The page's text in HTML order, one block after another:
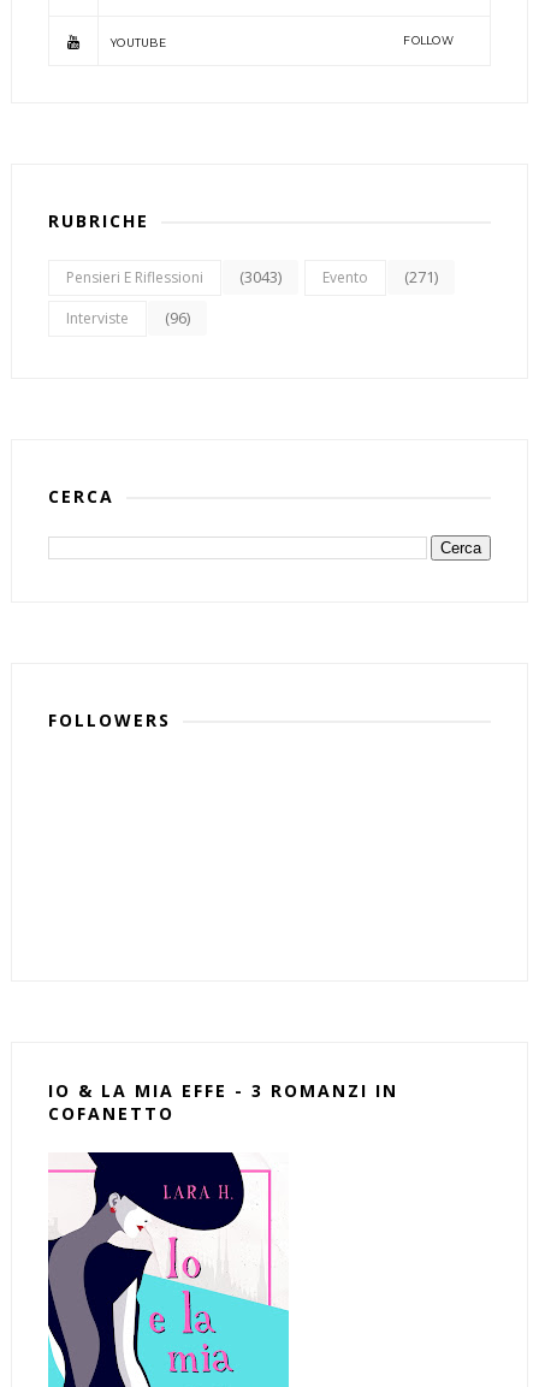
YOUTUBE FOLLOW
RUBRICHE
Pensieri E Riflessioni (3043) Evento (271)
Interviste (96)
CERCA
FOLLOWERS
IO & LA MIA EFFE - 3 ROMANZI IN
COFANETTO